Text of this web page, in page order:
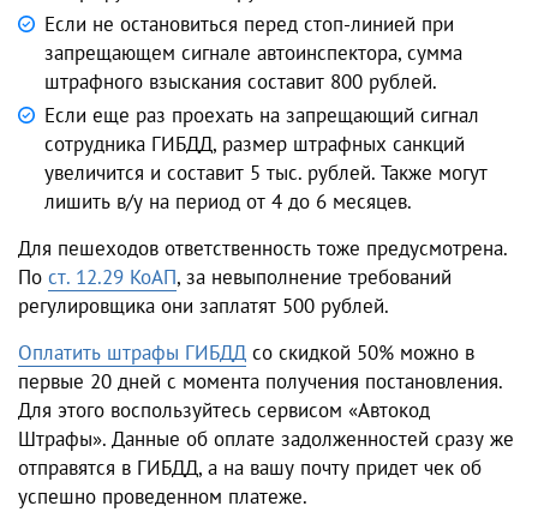
Если не остановиться перед стоп-линией при
запрещающем сигнале автоинспектора, сумма
штрафного взыскания составит 800 рублей.
Если еще раз проехать на запрещающий сигнал
сотрудника ГИБДД, размер штрафных санкций
увеличится и составит 5 тыс. рублей. Также могут
лишить в/у на период от 4 до 6 месяцев.
Для пешеходов ответственность тоже предусмотрена.
По ст. 12.29 КоАП, за невыполнение требований
регулировщика они заплатят 500 рублей.
Оплатить штрафы ГИБДД со скидкой 50% можно в
первые 20 дней с момента получения постановления.
Для этого воспользуйтесь сервисом «Автокод
Штрафы». Данные об оплате задолженностей сразу же
отправятся в ГИБДД, а на вашу почту придет чек об
успешно проведенном платеже.